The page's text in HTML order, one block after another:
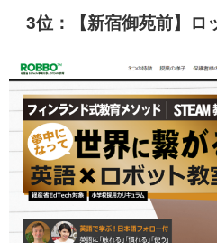
3位：【新宿御苑前】ロ